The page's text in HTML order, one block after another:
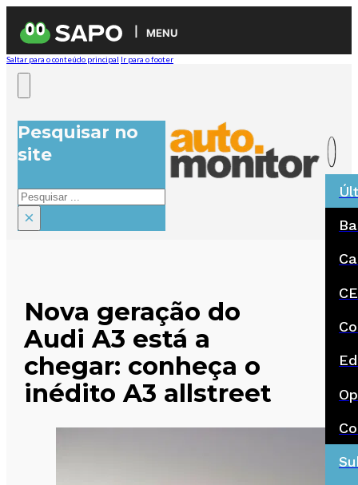
MENU
Saltar para o conteúdo principal Ir para o footer
Pesquisar no
site
Pesquisar
×
Nova geração do
Audi A3 está a
chegar: conheça o
inédito A3 allstreet